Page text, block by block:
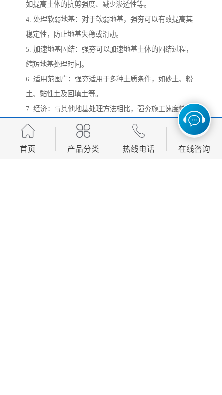
如提高土体的抗剪强度、减少渗透性等。
4. 处理软弱地基：对于软弱地基，强夯可以有效提高其
稳定性，防止地基失稳或滑动。
5. 加速地基固结：强夯可以加速地基土体的固结过程，
缩短地基处理时间。
6. 适用范围广：强夯适用于多种土质条件，如砂土、粉
土、黏性土及回填土等。
7. 经济：与其他地基处理方法相比，强夯施工速度快、
成本低，经济效益显著。
8. 环保节能：强夯施工过程中无需添加化学材料，对环
境无污染，且能耗较低。
首页 产品分类 热线电话 在线咨询